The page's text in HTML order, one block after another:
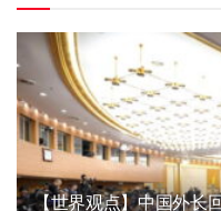
【世界观点】中国外长